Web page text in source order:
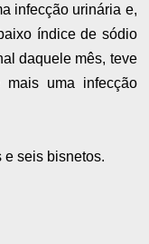
infecção urinária e,
índice de sódio
daquele mês, teve
uma infecção
e seis bisnetos.